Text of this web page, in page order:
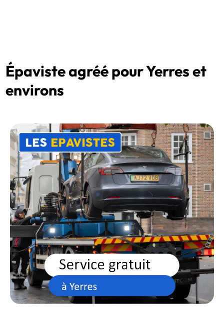
Épaviste agréé pour Yerres et
environs